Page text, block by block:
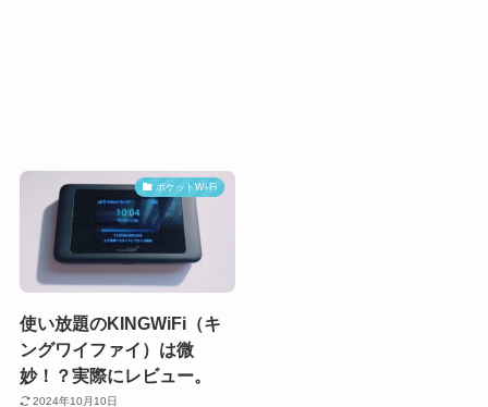
ポケットWi-Fi
使い放題のKINGWiFi（キ
ングワイファイ）は微
妙！？実際にレビュー。
2024年10月10日